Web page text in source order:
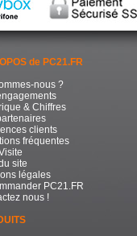
de PC21.FR
nous ?
& Chiffres
clients
fréquentes
site
légales
PC21.FR
nous !